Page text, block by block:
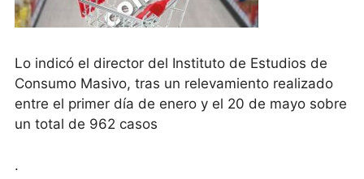
Lo indicó el director del Instituto de Estudios de
Consumo Masivo, tras un relevamiento realizado
entre el primer día de enero y el 20 de mayo sobre
un total de 962 casos
.